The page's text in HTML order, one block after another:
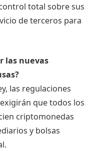
total sobre sus
de terceros para
las nuevas
las regulaciones
que todos los
criptomonedas
y bolsas